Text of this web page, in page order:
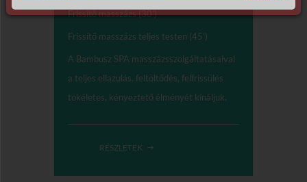
Frissítő masszázs (30’)
Frissítő masszázs teljes testen (45’)
A Bambusz SPA masszázsszolgáltatásaival
a teljes ellazulás, feltöltődés, felfrissülés
tökéletes, kényeztető élményét kínáljuk.
RÉSZLETEK